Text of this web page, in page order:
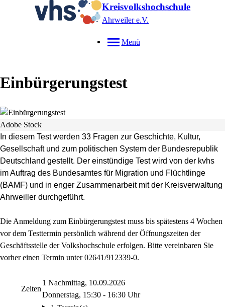
Kreisvolkshochschule
Ahrweiler e.V.
Menü
Einbürgerungstest
Adobe Stock
In diesem Test werden 33 Fragen zur Geschichte, Kultur,
Gesellschaft und zum politischen System der Bundesrepublik
Deutschland gestellt. Der einstündige Test wird von der kvhs
im Auftrag des Bundesamtes für Migration und Flüchtlinge
(BAMF) und in enger Zusammenarbeit mit der Kreisverwaltung
Ahrweiller durchgeführt.
Die Anmeldung zum Einbürgerungstest muss bis spätestens 4 Wochen
vor dem Testtermin persönlich während der Öffnungszeiten der
Geschäftsstelle der Volkshochschule erfolgen. Bitte vereinbaren Sie
vorher einen Termin unter 02641/912339-0.
Zeiten
1 Nachmittag, 10.09.2026
Donnerstag, 15:30 - 16:30 Uhr